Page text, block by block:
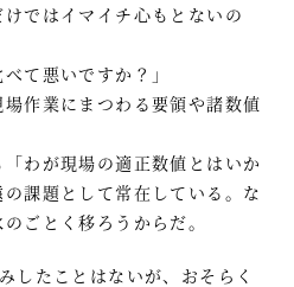
ではイマイチ心もとないの
て悪いですか？」
作業にまつわる要領や諸数値
わが現場の適正数値とはいか
課題として常在している。な
ごとく移ろうからだ。
したことはないが、おそらく